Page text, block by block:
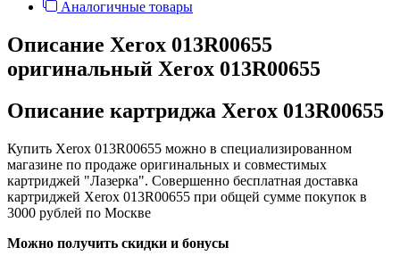
Аналогичные товары
Описание Xerox 013R00655
оригинальный Xerox 013R00655
Описание картриджа Xerox 013R00655
Купить Xerox 013R00655 можно в специализированном
магазине по продаже оригинальных и совместимых
картриджей "Лазерка". Совершенно бесплатная доставка
картриджей Xerox 013R00655 при общей сумме покупок в
3000 рублей по Москве
Можно получить скидки и бонусы